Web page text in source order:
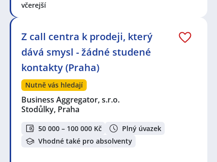
včerejší
Z call centra k prodeji, který
dává smysl - žádné studené
kontakty (Praha)
Nutně vás hledají
Business Aggregator, s.r.o.
Stodůlky, Praha
50 000 – 100 000 Kč
Plný úvazek
Vhodné také pro absolventy